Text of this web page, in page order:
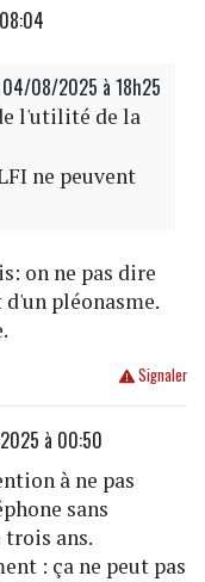
08/2025 à 18h25
l'utilité de la
ne peuvent
on ne pas dire
pléonasme.
Signaler
à 00:50
à ne pas
sans
ans.
: ça ne peut pas